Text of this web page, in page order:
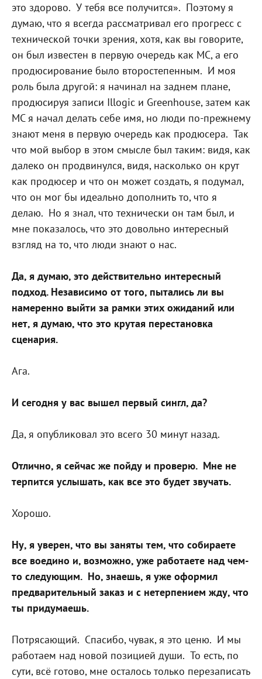
это здорово. У тебя все получится». Поэтому я
думаю, что я всегда рассматривал его прогресс с
технической точки зрения, хотя, как вы говорите,
он был известен в первую очередь как МС, а его
продюсирование было второстепенным. И моя
роль была другой: я начинал на заднем плане,
продюсируя записи Illogic и Greenhouse, затем как
MC я начал делать себе имя, но люди по-прежнему
знают меня в первую очередь как продюсера. Так
что мой выбор в этом смысле был таким: видя, как
далеко он продвинулся, видя, насколько он крут
как продюсер и что он может создать, я подумал,
что он мог бы идеально дополнить то, что я
делаю. Но я знал, что технически он там был, и
мне показалось, что это довольно интересный
взгляд на то, что люди знают о нас.
Да, я думаю, это действительно интересный
подход. Независимо от того, пытались ли вы
намеренно выйти за рамки этих ожиданий или
нет, я думаю, что это крутая перестановка
сценария.
Ага.
И сегодня у вас вышел первый сингл, да?
Да, я опубликовал это всего 30 минут назад.
Отлично, я сейчас же пойду и проверю. Мне не
терпится услышать, как все это будет звучать.
Хорошо.
Ну, я уверен, что вы заняты тем, что собираете
все воедино и, возможно, уже работаете над чем-
то следующим. Но, знаешь, я уже оформил
предварительный заказ и с нетерпением жду, что
ты придумаешь.
Потрясающий. Спасибо, чувак, я это ценю. И мы
работаем над новой позицией души. То есть, по
сути, всё готово, мне осталось только перезаписать